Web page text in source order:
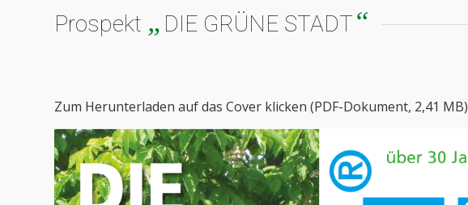
Prospekt „ DIE GRÜNE STADT“
Zum Herunterladen auf das Cover klicken (PDF-Dokument, 2,41 MB)